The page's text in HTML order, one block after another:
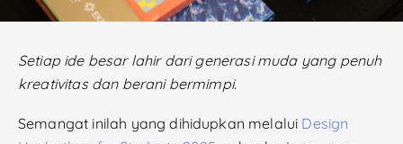
Setiap ide besar lahir dari generasi muda yang penuh
kreativitas dan berani bermimpi.
Semangat inilah yang dihidupkan melalui Design